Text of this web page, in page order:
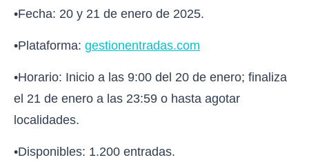
•Fecha: 20 y 21 de enero de 2025.
•Plataforma: gestionentradas.com
•Horario: Inicio a las 9:00 del 20 de enero; finaliza
el 21 de enero a las 23:59 o hasta agotar
localidades.
•Disponibles: 1.200 entradas.